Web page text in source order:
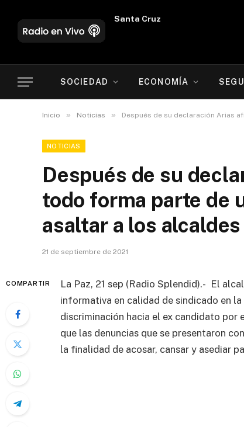
Oruro
SOCIEDAD ECONOMÍA
Inicio » Noticias » Después de su declaración Arias
NOTICIAS
Después de su
todo forma parte de
asaltar a los
21 de septiembre de 2021
COMPARTIR
La Paz, 21 sep (Radio Splendid).- El
informativa en calidad de sindicado en
discriminación hacia el ex candidato
que las denuncias que se presentaron
la finalidad de acosar, cansar y asediar